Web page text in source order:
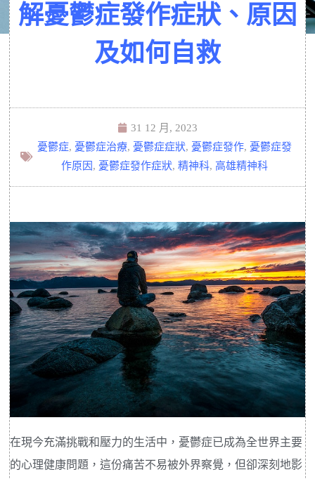
解憂鬱症發作症狀、原因
及如何自救
31 12 月, 2023
憂鬱症, 憂鬱症治療, 憂鬱症症狀, 憂鬱症發作, 憂鬱症發
作原因 , 憂鬱症發作症狀, 精神科, 高雄精神科
在現今充滿挑戰和壓力的生活中，憂鬱症已成為全世界主要
的心理健康問題，這份痛苦不易被外界察覺，但卻深刻地影